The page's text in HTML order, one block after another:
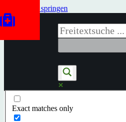
Zum Inhalt springen
Exact matches only